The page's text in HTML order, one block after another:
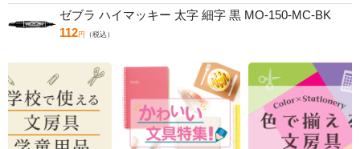
ゼブラ ハイマッキー 太字 細字 黒 MO-150-MC-BK
112円 （税込）